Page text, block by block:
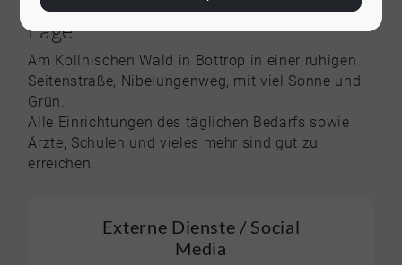
Lage
Am Köllnischen Wald in Bottrop in einer ruhigen
Seitenstraße, Nibelungenweg, mit viel Sonne und
Grün.
Alle Einrichtungen des täglichen Bedarfs sowie
Ärzte, Schulen und vieles mehr sind gut zu
erreichen.
Externe Dienste / Social
Media